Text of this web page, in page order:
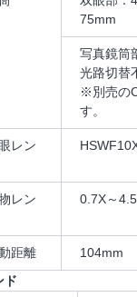
75mm
写真鏡筒
光路切替
※別売の
す。
レン
レン
0.7X～
距離
104mm
ド